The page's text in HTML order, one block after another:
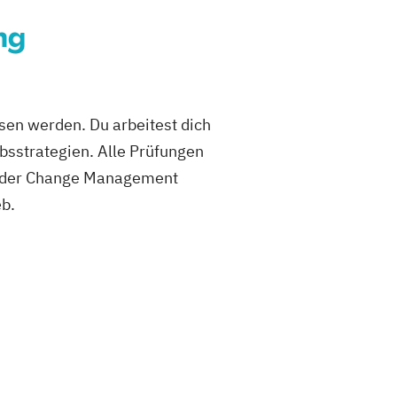
werden. Du arbeitest dich
Alle Prüfungen
Change Management